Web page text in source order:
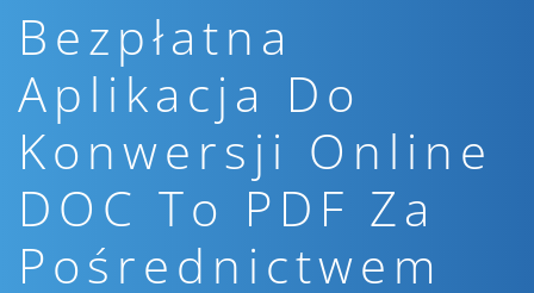
Bezpłatna
Aplikacja Do
Konwersji Online
DOC To PDF Za
Pośrednictwem